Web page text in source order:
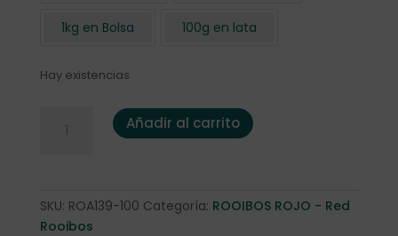
1kg en Bolsa 100g en lata
Hay existencias
Rooibos "Naranja-Pomelo-Menta" 100 gr. cantidad
Añadir al carrito
SKU: ROA139-100 Categoría: ROOIBOS ROJO - Red
Rooibos